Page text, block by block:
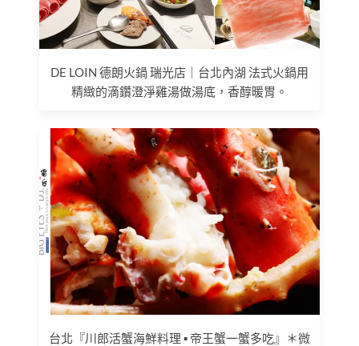
DE LOIN 德朗火鍋 瑞光店｜台北內湖 法式火鍋用
精緻的滴鑽澄淨雞湯做湯底，香醇暖胃。
台北『川郎活蟹海鮮料理 ▪ 帝王蟹一蟹多吃』＊微